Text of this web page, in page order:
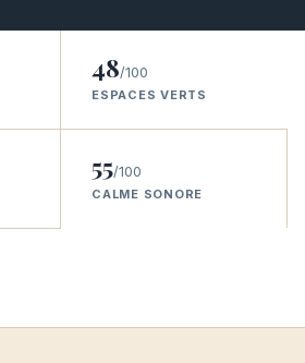
48/100
ESPACES VERTS
55/100
CALME SONORE